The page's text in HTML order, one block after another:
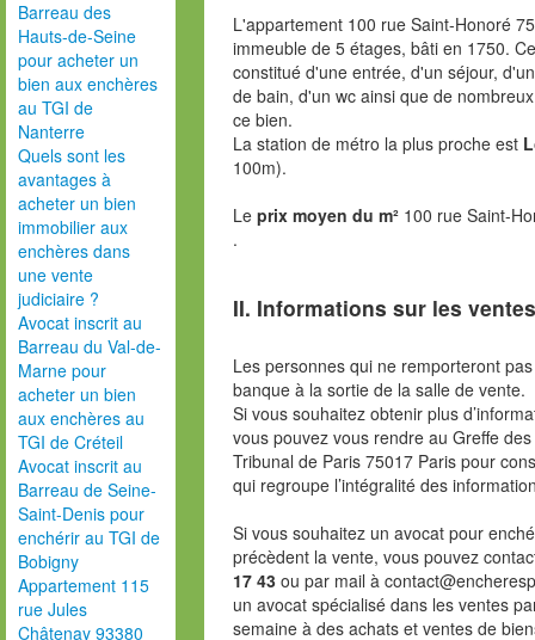
Barreau des
Hauts-de-Seine
pour acheter un
bien aux enchères
au TGI de
Nanterre
Quels sont les
avantages à
acheter un bien
immobilier aux
enchères dans
une vente
judiciaire ?
Avocat inscrit au
Barreau du Val-de-
Marne pour
acheter un bien
aux enchères au
TGI de Créteil
Avocat inscrit au
Barreau de Seine-
Saint-Denis pour
enchérir au TGI de
Bobigny
Appartement 115
rue Jules
Châtenay 93380
L'appartement 100 rue Saint-Honoré
immeuble de 5 étages, bâti en 1750.
constitué d'une entrée, d'un séjour,
de bain, d'un wc ainsi que de
ce bien.
La station de métro la plus proche est
100m).
Le prix moyen du m² 100 rue Saint-
.
II. Informations sur les
Les personnes qui ne remporteront
banque à la sortie de la salle de vente.
Si vous souhaitez obtenir plus
vous pouvez vous rendre au Greffe
Tribunal de Paris 75017 Paris pour
qui regroupe l’intégralité des
Si vous souhaitez un avocat pour
précèdent la vente, vous pouvez
17 43 ou par mail à
un avocat spécialisé dans les ventes
semaine à des achats et ventes de